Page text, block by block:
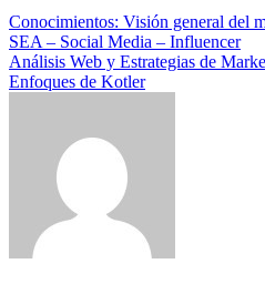
Beitragsnavigation
Conocimientos: Visión general del
SEA – Social Media – Influencer
Análisis Web y Estrategias de
Enfoques de Kotler